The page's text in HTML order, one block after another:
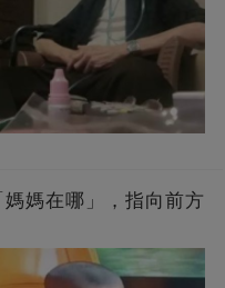
媽在哪」，指向前方